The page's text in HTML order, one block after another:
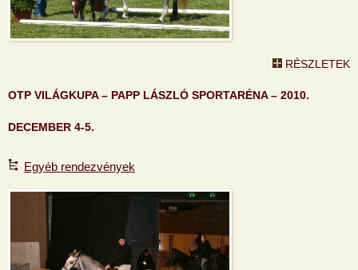
RÉSZLETEK
OTP VILÁGKUPA – PAPP LÁSZLÓ SPORTARÉNA – 2010.
DECEMBER 4-5.
Egyéb rendezvények